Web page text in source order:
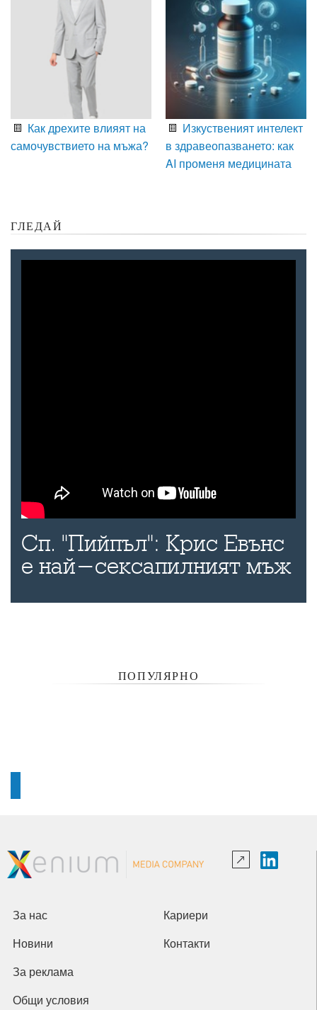
Как дрехите влияят на
самочувствието на мъжа?
Изкуственият интелект
в здравеопазването: как
AI променя медицината
ГЛЕДАЙ
Сп. "Пийпъл": Крис Евънс
е най-сексапилният мъж
ПОПУЛЯРНО
За нас Кариери
Новини Контакти
За реклама
Общи условия